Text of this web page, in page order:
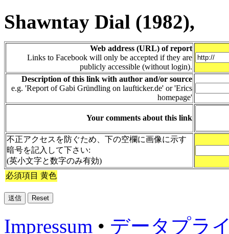
Shawntay Dial (1982),
Web address (URL) of report
Links to Facebook will only be accepted if they are
publicly accessible (without login).
Description of this link with author and/or source
e.g. 'Report of Gabi Gründling on laufticker.de' or 'Erics
homepage'
Your comments about this link
不正アクセスを防ぐため、下の空欄に画像に示す
暗号を記入して下さい:
(英小文字と数字のみ有効)
必須項目 黄色
Impressum • データプラ